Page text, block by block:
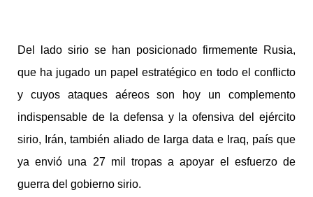
Del lado sirio se han posicionado firmemente Rusia,
que ha jugado un papel estratégico en todo el conflicto
y cuyos ataques aéreos son hoy un complemento
indispensable de la defensa y la ofensiva del ejército
sirio, Irán, también aliado de larga data e Iraq, país que
ya envió una 27 mil tropas a apoyar el esfuerzo de
guerra del gobierno sirio.